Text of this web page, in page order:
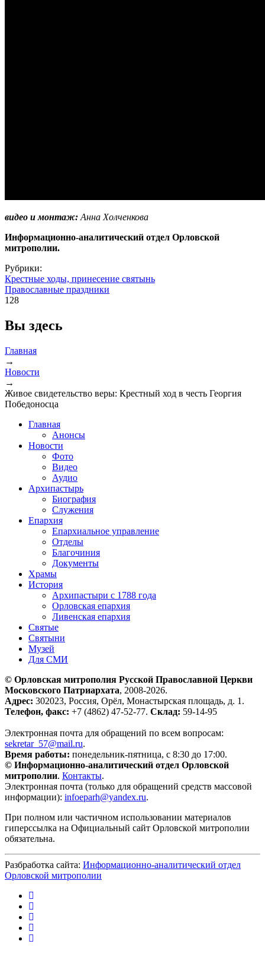
видео и монтаж: Анна Холченкова
Информационно-аналитический отдел Орловской
митрополии.
Рубрики:
Крестные ходы, принесение святынь
Православные праздники
128
Вы здесь
Главная
→
Новости
→
Живое свидетельство веры: Крестный ход в честь Георгия
Победоносца
Главная
Анонсы
Новости
Фото
Видео
Аудио
Архипастырь
Биография
Служения
Епархия
Епархиальное управление
Отделы
Благочиния
Документы
Храмы
История
Архипастыри с 1788 года
Орловская епархия
Ливенская епархия
Святые
Святыни
Музей
Для СМИ
© Орловская митрополия Русской Православной Церкви
Московского Патриархата, 2008-2026.
Адрес: 302023, Россия, Орёл, Монастырская площадь, д. 1.
Телефон, факс: +7 (4862) 47-52-77. Склад: 59-14-95
Электронная почта для обращений по всем вопросам:
sekretar_57@mail.ru.
Время работы: понедельник-пятница, с 8:30 до 17:00.
© Информационно-аналитический отдел Орловской
митрополии. Контакты.
Электронная почта (только для обращений средств массовой
информации): infoeparh@yandex.ru.
При полном или частичном использовании материалов
гиперссылка на Официальный сайт Орловской митрополии
обязательна.
Разбработка сайта: Информационно-аналитический отдел
Орловской митрополии